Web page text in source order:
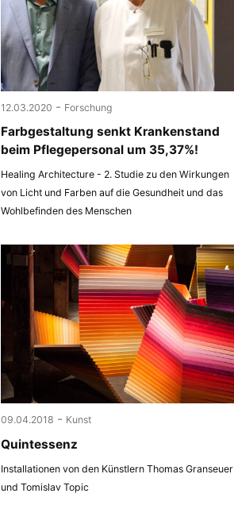
12.03.2020 - Forschung
Farbgestaltung senkt Krankenstand
beim Pflegepersonal um 35,37%!
Healing Architecture - 2. Studie zu den Wirkungen
von Licht und Farben auf die Gesundheit und das
Wohlbefinden des Menschen
09.04.2018 - Kunst
Quintessenz
Installationen von den Künstlern Thomas Granseuer
und Tomislav Topic